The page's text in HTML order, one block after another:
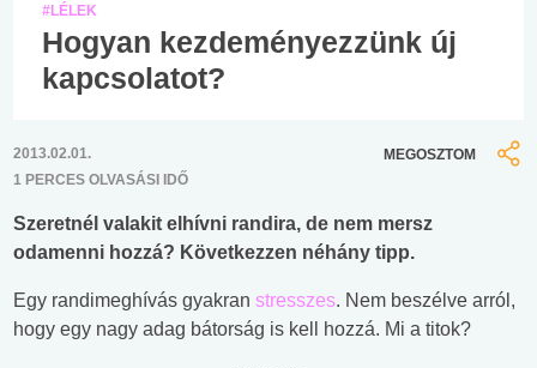
#LÉLEK
Hogyan kezdeményezzünk új
kapcsolatot?
2013.02.01.
1 PERCES OLVASÁSI IDŐ
MEGOSZTOM
Szeretnél valakit elhívni randira, de nem mersz
odamenni hozzá? Következzen néhány tipp.
Egy randimeghívás gyakran stresszes. Nem beszélve arról,
hogy egy nagy adag bátorság is kell hozzá. Mi a titok?